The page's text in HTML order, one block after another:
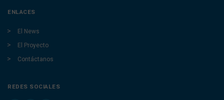
ENLACES
El News
El Proyecto
Contáctanos
REDES SOCIALES